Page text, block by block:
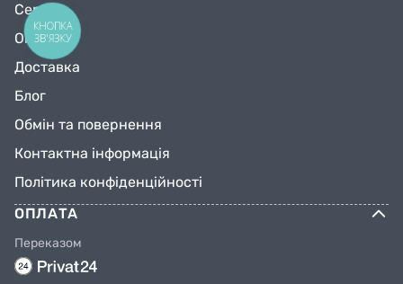
Сервіс
Оплата
Доставка
Блог
Обмін та повернення
Контактна інформація
Політика конфіденційності
ОПЛАТА
Переказом
КНОПКА
ЗВ'ЯЗКУ